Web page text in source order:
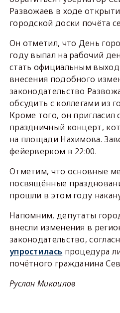
Развожаев в ходе
городской доски почёта
Он отметил, что День
году выпал на рабочий
стать официальным
внесения подобного
законодательство
обсудить с коллегами из
Кроме того, он пригласил
праздничный концерт,
на площади Нахимова.
фейерверком в 22:00.
Отметим, что основные
посвящённые
прошли в этом году
Напомним, депутаты
внесли изменения в
законодательство,
упростилась процедура
почётного гражданина
Руслан Микаилов